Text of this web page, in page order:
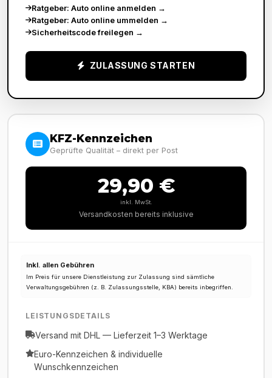
Ratgeber: Auto online anmelden →
Ratgeber: Auto online ummelden →
Sicherheitscode freilegen →
ZULASSUNG STARTEN
KFZ-Kennzeichen
Geprüfte Qualität – direkt per Post
29,90 €
inkl. MwSt.
Versandkosten bereits inklusive
Inkl. allen Gebühren
Im Preis für unsere Dienstleistung zur Zulassung sind sämtliche
Verwaltungsgebühren (z. B. Zulassungsstelle, KBA) bereits inbegriffen.
LEISTUNGSDETAILS
Versand mit DHL — Lieferzeit 1–3 Werktage
Euro-Kennzeichen & individuelle
Wunschkennzeichen